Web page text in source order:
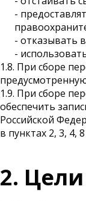
-
- отказывать
-
1.8. При сборе
1.9. При сборе
обеспечить
Российской
в пунктах 2, 3, 4,
2.